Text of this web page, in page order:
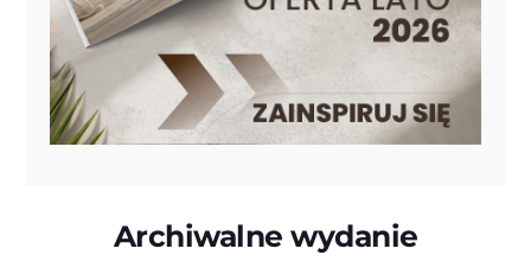
Archiwalne wydanie